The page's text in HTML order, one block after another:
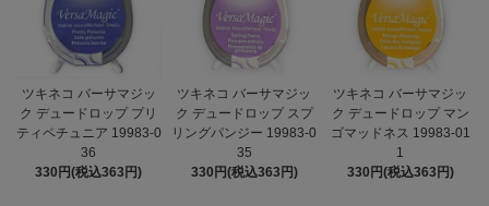
ツキネコ バーサマジッ
ク デュードロップ プリ
ティペチュニア 19983-0
36
330円(税込363円)
ツキネコ バーサマジッ
ク デュードロップ スプ
リングパンジー 19983-0
35
330円(税込363円)
ツキネコ バーサマジッ
ク デュードロップ マン
ゴマッドネス 19983-01
1
330円(税込363円)